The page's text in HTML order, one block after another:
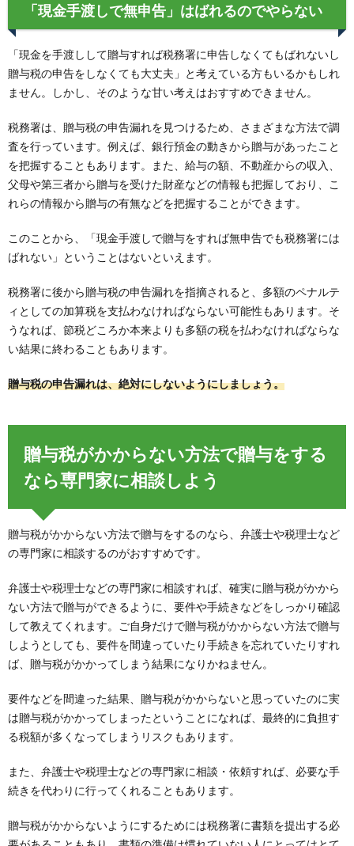
「現金手渡しで無申告」はばれるのでやらない
「現金を手渡しして贈与すれば税務署に申告しなくてもばれないし
贈与税の申告をしなくても大丈夫」と考えている方もいるかもしれ
ません。しかし、そのような甘い考えはおすすめできません。
税務署は、贈与税の申告漏れを見つけるため、さまざまな方法で調
査を行っています。例えば、銀行預金の動きから贈与があったこと
を把握することもあります。また、給与の額、不動産からの収入、
父母や第三者から贈与を受けた財産などの情報も把握しており、こ
れらの情報から贈与の有無などを把握することができます。
このことから、「現金手渡しで贈与をすれば無申告でも税務署には
ばれない」ということはないといえます。
税務署に後から贈与税の申告漏れを指摘されると、多額のペナルテ
ィとしての加算税を支払わなければならない可能性もあります。そ
うなれば、節税どころか本来よりも多額の税を払わなければならな
い結果に終わることもあります。
贈与税の申告漏れは、絶対にしないようにしましょう。
贈与税がかからない方法で贈与をする
なら専門家に相談しよう
贈与税がかからない方法で贈与をするのなら、弁護士や税理士など
の専門家に相談するのがおすすめです。
弁護士や税理士などの専門家に相談すれば、確実に贈与税がかから
ない方法で贈与ができるように、要件や手続きなどをしっかり確認
して教えてくれます。ご自身だけで贈与税がかからない方法で贈与
しようとしても、要件を間違っていたり手続きを忘れていたりすれ
ば、贈与税がかかってしまう結果になりかねません。
要件などを間違った結果、贈与税がかからないと思っていたのに実
は贈与税がかかってしまったということになれば、最終的に負担す
る税額が多くなってしまうリスクもあります。
また、弁護士や税理士などの専門家に相談・依頼すれば、必要な手
続きを代わりに行ってくれることもあります。
贈与税がかからないようにするためには税務署に書類を提出する必